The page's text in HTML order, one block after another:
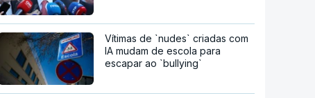
Vítimas de `nudes` criadas com
IA mudam de escola para
escapar ao `bullying`